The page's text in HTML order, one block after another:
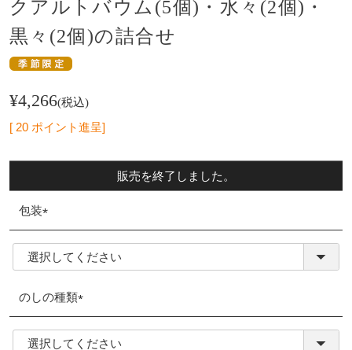
クアルトバウム(5個)・水々(2個)・
黒々(2個)の詰合せ
¥4,266 税込
[ 20 ポイント進呈]
販売を終了しました。
包装
(必
須)
のしの種類
(必
須)